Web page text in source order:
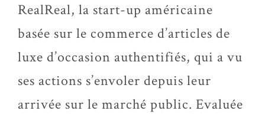
RealReal, la start-up américaine
basée sur le commerce d’articles de
luxe d’occasion authentifiés, qui a vu
ses actions s’envoler depuis leur
arrivée sur le marché public. Evaluée